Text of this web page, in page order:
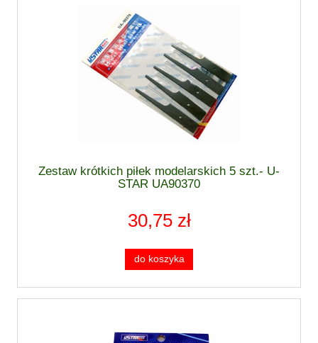
Zestaw krótkich piłek modelarskich 5 szt.- U-
STAR UA90370
30,75 zł
do koszyka